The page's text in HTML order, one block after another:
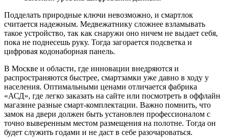
Подделать природные ключи невозможно, и смартлок
считается надежным. Медвежатнику сложнее взламывать
такое устройство, так как снаружи оно ничем не выдает себя,
пока не поднесешь руку. Тогда загорается подсветка и
цифровая кодонаборная панель.
В Москве и области, где инновации внедряются и
распространяются быстрее, смартзамки уже давно в ходу у
населения. Оптимальными ценами отличается фабрика
«АСД», где легко заказать на сайте или посмотреть в оффлайн
магазине разные смарт-комплектации. Важно помнить, что
замок на двери должен быть установлен профессионалом с
точно выверенным местом размещения на полотне. Тогда он
будет служить годами и не даст в себе разочароваться.